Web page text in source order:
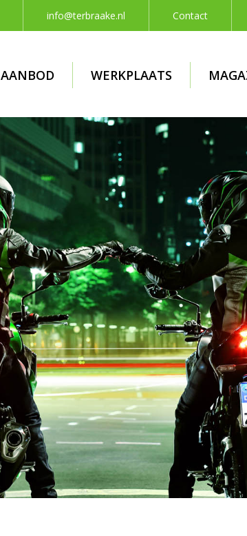
info@terbraake.nl Contact
AANBOD WERKPLAATS